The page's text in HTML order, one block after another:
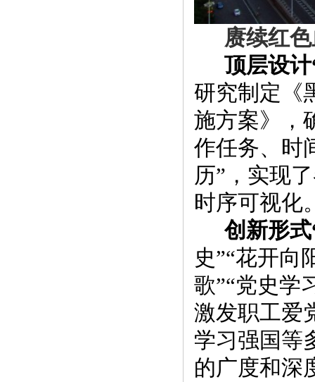
赓续红
顶层设计
研究制定《
施方案》，
作任务、时
历”，实现
时序可视化
创新形式
史”“花开向
歌”“党史学
激发职工爱
学习强国等
的广度和深